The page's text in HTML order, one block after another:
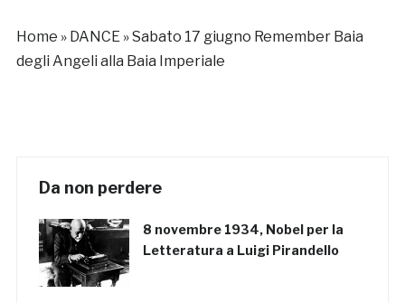
Home » DANCE»Sabato 17 giugno Remember Baia
degli Angeli alla Baia Imperiale
Da non perdere
8 novembre 1934, Nobel per la
Letteratura a Luigi Pirandello